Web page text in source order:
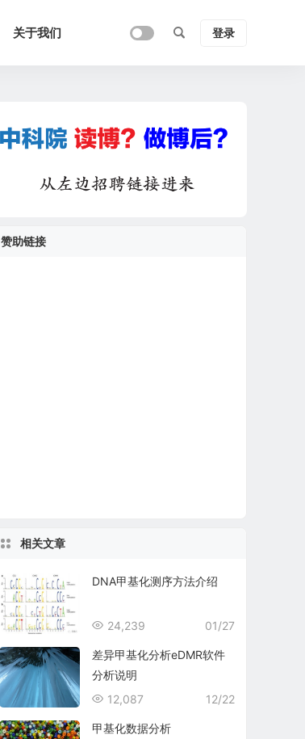
关于我们 登录
赞助链接
相关文章
DNA甲基化测序方法介绍
01/27
24,239
差异甲基化分析eDMR软件
分析说明
12/22
12,087
甲基化数据分析